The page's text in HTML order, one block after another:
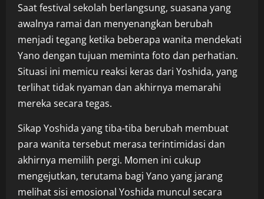
Saat festival sekolah berlangsung, suasana yang
awalnya ramai dan menyenangkan berubah
menjadi tegang ketika beberapa wanita mendekati
Yano dengan tujuan meminta foto dan perhatian.
Situasi ini memicu reaksi keras dari Yoshida, yang
terlihat tidak nyaman dan akhirnya memarahi
mereka secara tegas.
Sikap Yoshida yang tiba-tiba berubah membuat
para wanita tersebut merasa terintimidasi dan
akhirnya memilih pergi. Momen ini cukup
mengejutkan, terutama bagi Yano yang jarang
melihat sisi emosional Yoshida muncul secara